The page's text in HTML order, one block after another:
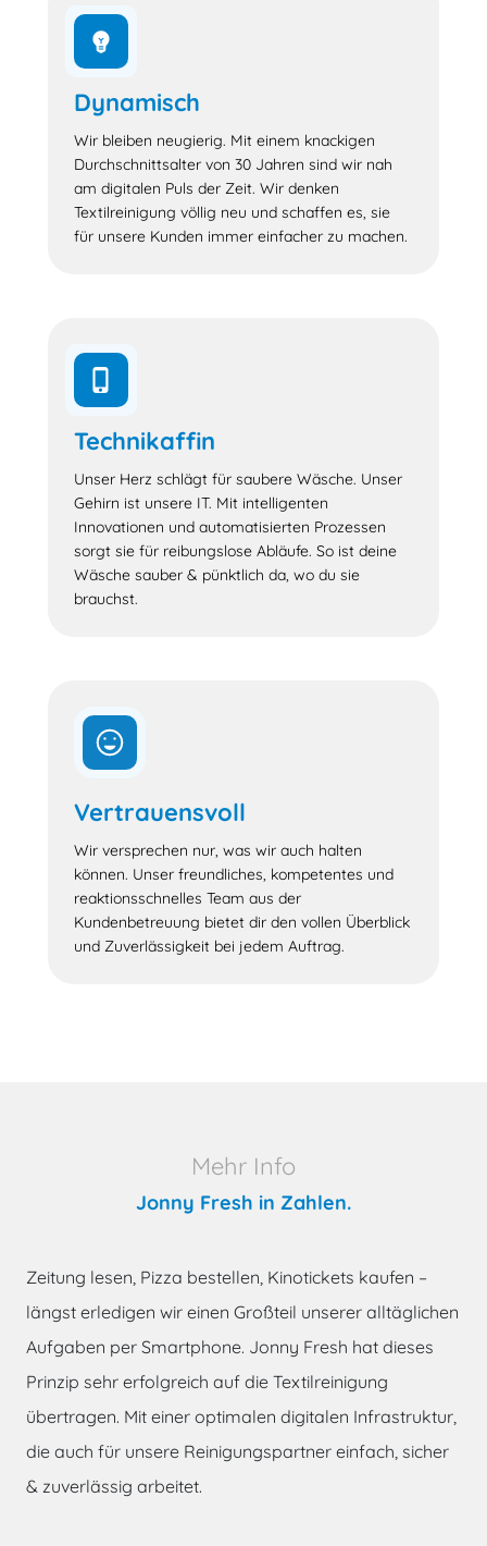
emoji_objects
Dynamisch
Wir bleiben neugierig. Mit einem knackigen
Durchschnittsalter von 30 Jahren sind wir nah
am digitalen Puls der Zeit. Wir denken
Textilreinigung völlig neu und schaffen es, sie
für unsere Kunden immer einfacher zu machen.
phone_iphone
Technikaffin
Unser Herz schlägt für saubere Wäsche. Unser
Gehirn ist unsere IT. Mit intelligenten
Innovationen und automatisierten Prozessen
sorgt sie für reibungslose Abläufe. So ist deine
Wäsche sauber & pünktlich da, wo du sie
brauchst.
Vertrauensvoll
Wir versprechen nur, was wir auch halten
können. Unser freundliches, kompetentes und
reaktionsschnelles Team aus der
Kundenbetreuung bietet dir den vollen Überblick
und Zuverlässigkeit bei jedem Auftrag.
Mehr Info
Jonny Fresh in Zahlen.
Zeitung lesen, Pizza bestellen, Kinotickets kaufen –
längst erledigen wir einen Großteil unserer alltäglichen
Aufgaben per Smartphone. Jonny Fresh hat dieses
Prinzip sehr erfolgreich auf die Textilreinigung
übertragen. Mit einer optimalen digitalen Infrastruktur,
die auch für unsere Reinigungspartner einfach, sicher
& zuverlässig arbeitet.